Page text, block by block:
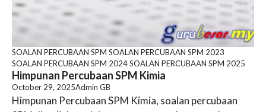
SOALAN PERCUBAAN SPM SOALAN PERCUBAAN SPM 2023
SOALAN PERCUBAAN SPM 2024SOALAN PERCUBAAN SPM 2025
Himpunan Percubaan SPM Kimia
October 29, 2025Admin GB
Himpunan Percubaan SPM Kimia, soalan percubaan